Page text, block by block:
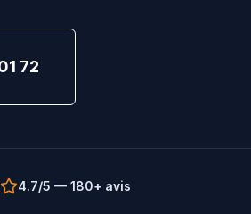
72
4.7/5 — 180+ avis